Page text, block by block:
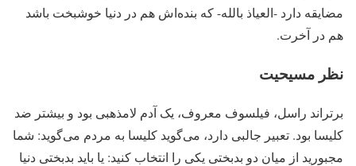
مضایقه دارد -العیاذ بالله- که بنده‌اش هم در دنیا خوشبخت باشد
هم در آخرت.
نظر مسیحیت
برتراند راسل، فیلسوف معروف، یک آدم لامذهبی بود و بیشتر ضد
کلیسا بود. تعبیر جالبی دارد، می‌گوید کلیسا به مردم می‌گوید: شما
مجبورید از میان دو بدبختی یکی را انتخاب کنید: یا باید بدبختی دنیا